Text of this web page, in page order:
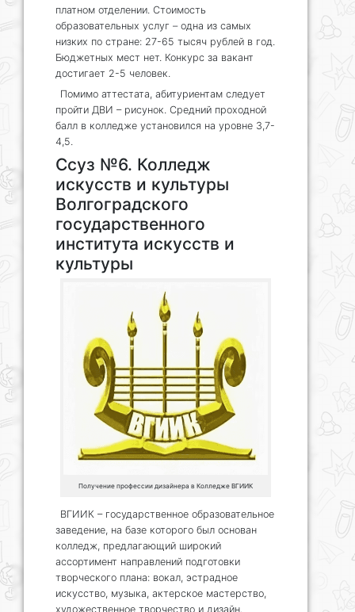
платном отделении. Стоимость
образовательных услуг – одна из самых
низких по стране: 27-65 тысяч рублей в год.
Бюджетных мест нет. Конкурс за вакант
достигает 2-5 человек.
Помимо аттестата, абитуриентам следует
пройти ДВИ – рисунок. Средний проходной
балл в колледже установился на уровне 3,7-
4,5.
Ссуз №6. Колледж
искусств и культуры
Волгоградского
государственного
института искусств и
культуры
Получение профессии дизайнера в Колледже ВГИИК
ВГИИК – государственное образовательное
заведение, на базе которого был основан
колледж, предлагающий широкий
ассортимент направлений подготовки
творческого плана: вокал, эстрадное
искусство, музыка, актерское мастерство,
художественное творчество и дизайн.